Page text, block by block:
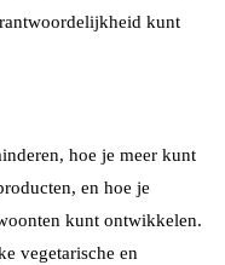
kunt
hoe je meer kunt
en hoe je
kunt ontwikkelen.
vegetarische en